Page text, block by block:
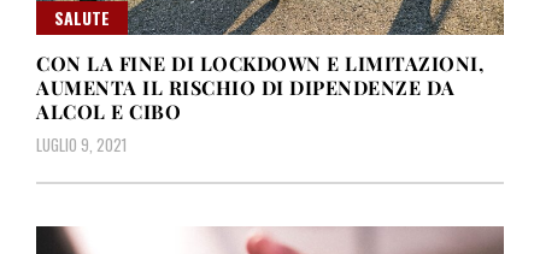
SALUTE
CON LA FINE DI LOCKDOWN E LIMITAZIONI,
AUMENTA IL RISCHIO DI DIPENDENZE DA
ALCOL E CIBO
LUGLIO 9, 2021